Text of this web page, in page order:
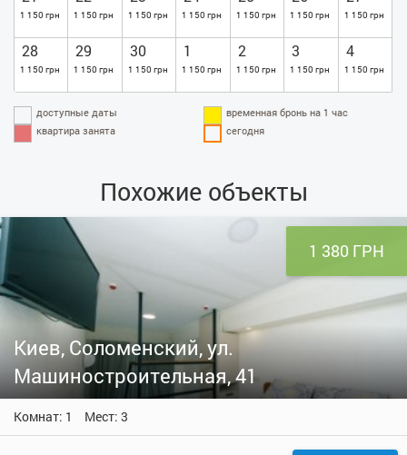
1 150 грн 1 150 грн 1 150 грн 1 150 грн 1 150 грн 1 150 грн 1 150 грн
28
1 150 грн
29
1 150 грн
30
1 150 грн
1
1 150 грн
2
1 150 грн
3
1 150 грн
4
1 150 грн
доступные даты
временная бронь на 1 час
квартира занята
сегодня
Похожие объекты
1 380 ГРН
Киев, Соломенский, ул.
Машиностроительная, 41
Комнат: 1 Мест: 3